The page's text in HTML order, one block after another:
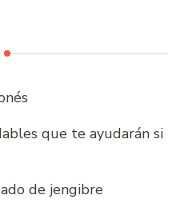
que te ayudarán si
de jengibre